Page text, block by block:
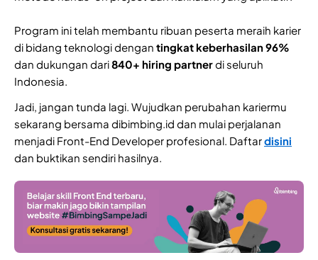
Program ini telah membantu ribuan peserta meraih karier
di bidang teknologi dengan tingkat keberhasilan 96%
dan dukungan dari840+ hiring partnerdi seluruh
Indonesia.
Jadi, jangan tunda lagi. Wujudkan perubahan kariermu
sekarang bersama dibimbing.id dan mulai perjalanan
menjadi Front-End Developer profesional. Daftardisini
dan buktikan sendiri hasilnya.